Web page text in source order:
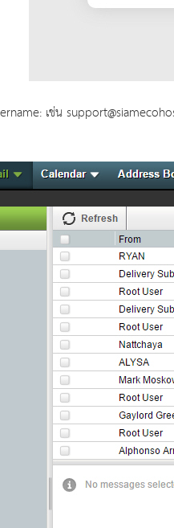
เช่น